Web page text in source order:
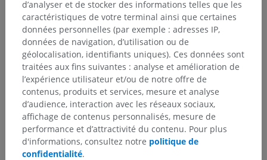
Vous avez vu une erreur ?
N’hésitez pas à nous suggérer une correction, une
traduction, une amélioration de contenu.
Signaler un problème
TÉLÉCHARGEZ L'APPLI
d’analyser et de stocker des informations telles que les
caractéristiques de votre terminal ainsi que certaines
données personnelles (par exemple : adresses IP,
données de navigation, d’utilisation ou de
géolocalisation, identifiants uniques). Ces données sont
traitées aux fins suivantes : analyse et amélioration de
l’expérience utilisateur et/ou de notre offre de
contenus, produits et services, mesure et analyse
d’audience, interaction avec les réseaux sociaux,
affichage de contenus personnalisés, mesure de
performance et d’attractivité du contenu. Pour plus
d'informations, consultez notre politique de
confidentialité.